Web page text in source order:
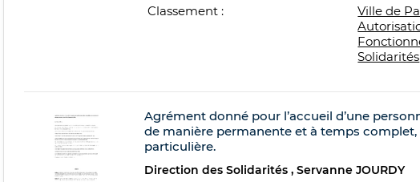
Classement :
Ville de
Solidarités
Agrément donné pour l’accueil d’une
de manière permanente et à temps complet,
particulière.
Direction des Solidarités Servanne JOURDY